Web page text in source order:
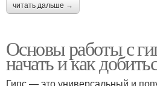
читать дальше →
Основы работы с
начать и как
Гипс — это универсальный и